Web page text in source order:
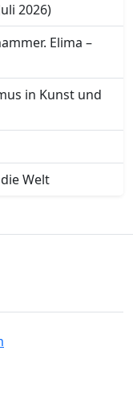
2026)
Elima –
in Kunst und
Welt